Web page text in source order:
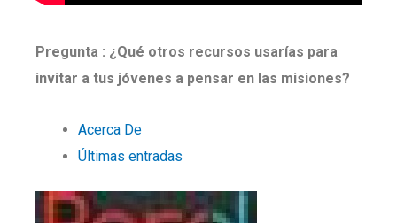
Pregunta : ¿Qué otros recursos usarías para
invitar a tus jóvenes a pensar en las misiones?
Acerca De
Últimas entradas